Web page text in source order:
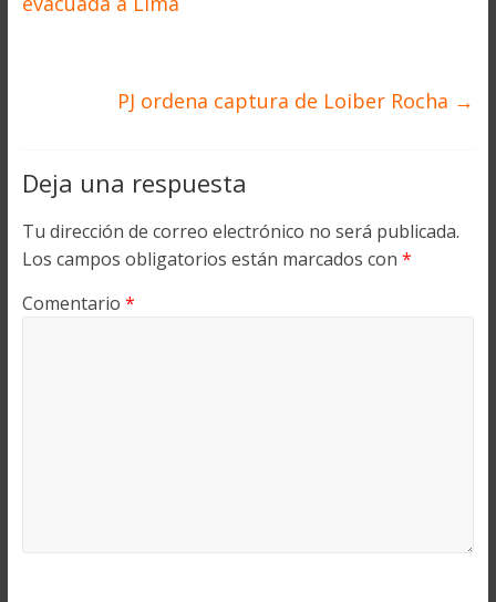
PJ ordena captura de Loiber Rocha →
Deja una respuesta
Tu dirección de correo electrónico no será publicada.
Los campos obligatorios están marcados con *
Comentario *